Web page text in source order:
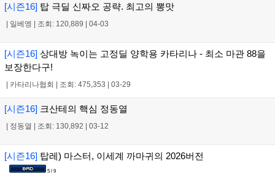
[시즌16] 탑 극딜 신짜오 공략. 최고의 뽕맛
| 일베엥 | 조회: 120,889 | 04-03
[시즌16] 상대방 녹이는 고정딜 양학용 카타리나 - 최소 마관 88을
보장한다구!
| 카타리나협회 | 조회: 475,353 | 03-29
[시즌16] 크산테의 핵심 정동열
| 정동열 | 조회: 130,892 | 03-12
[시즌16] 탑레) 마스터, 이세계 까마귀의 2026버전
5 / 9